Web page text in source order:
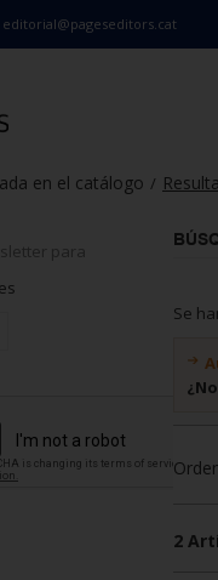
editorial@pageseditors.cat
en el catálogo /
para
Se
2